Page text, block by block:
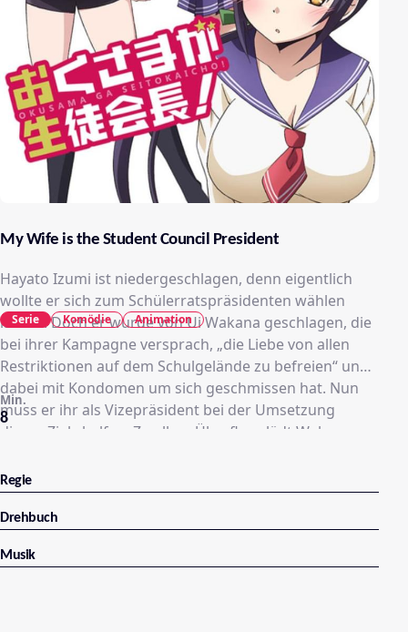
My Wife is the Student Council President
Hayato Izumi ist niedergeschlagen, denn eigentlich
wollte er sich zum Schülerratspräsidenten wählen
lassen. Doch er wurde von Ui Wakana geschlagen, die
bei ihrer Kampagne versprach, „die Liebe von allen
Restriktionen auf dem Schulgelände zu befreien“ und
dabei mit Kondomen um sich geschmissen hat. Nun
muss er ihr als Vizepräsident bei der Umsetzung
dieses Ziels helfen. Zu allem Überfluss lädt Wakana
völlig verdutzten Hayato dann auch noch prompt
klarzumachen, dass sie seine Verlobte sei.
Anscheinend waren die Eltern der beiden gute
betrunken waren. Allerdings waren Hayato und Ui
8
Min.
Serie Komödie Animation
Regie
Drehbuch
Musik